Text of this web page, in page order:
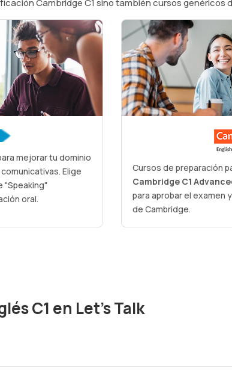
Cambridge C1 sino también cursos genéricos
mejorar tu dominio
Elige
"Speaking"
oral.
Cursos de preparación
Cambridge C1
para aprobar el
de Cambridge.
C1 en Let's Talk